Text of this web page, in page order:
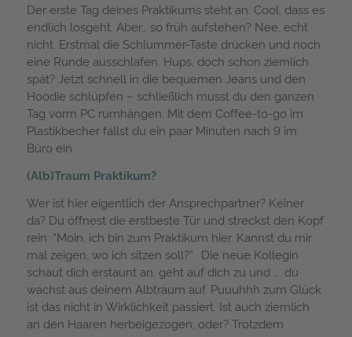
Der erste Tag deines Praktikums steht an. Cool, dass es
endlich losgeht. Aber… so früh aufstehen? Nee, echt
nicht. Erstmal die Schlummer-Taste drücken und noch
eine Runde ausschlafen. Hups, doch schon ziemlich
spät? Jetzt schnell in die bequemen Jeans und den
Hoodie schlüpfen – schließlich musst du den ganzen
Tag vorm PC rumhängen. Mit dem Coffee-to-go im
Plastikbecher fällst du ein paar Minuten nach 9 im
Büro ein.
(Alb)Traum Praktikum?
Wer ist hier eigentlich der Ansprechpartner? Keiner
da? Du öffnest die erstbeste Tür und streckst den Kopf
rein: “Moin, ich bin zum Praktikum hier. Kannst du mir
mal zeigen, wo ich sitzen soll?”. Die neue Kollegin
schaut dich erstaunt an, geht auf dich zu und …. du
wachst aus deinem Albtraum auf. Puuuhhh zum Glück
ist das nicht in Wirklichkeit passiert. Ist auch ziemlich
an den Haaren herbeigezogen, oder? Trotzdem